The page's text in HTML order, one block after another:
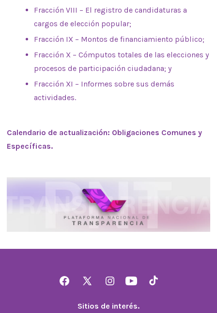
Fracción VIII – El registro de candidaturas a
cargos de elección popular;
Fracción IX – Montos de financiamiento público;
Fracción X – Cómputos totales de las elecciones y
procesos de participación ciudadana; y
Fracción XI – Informes sobre sus demás
actividades.
Calendario de actualización: Obligaciones Comunes y
Específicas.
Abrir
Abrir
Abrir
Instagram
Abrir
YouTube
Abrir
Sitios de interés.